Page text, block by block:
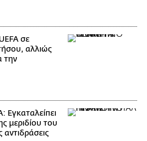
σε
αλλιώς
την
Εγκαταλείπει
μεριδίου του
αντιδράσεις